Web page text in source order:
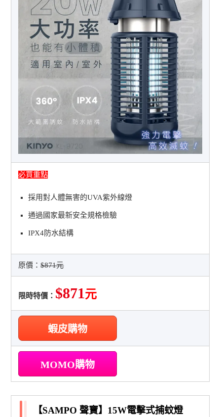
必買重點
採用對人體無害的UVA紫外線燈
通過國家最新安全規格檢驗
IPX4防水結構
原價：$871元
限時特價： $871元
蝦皮購物
MOMO購物
【SAMPO 聲寶】15W電擊式捕蚊燈